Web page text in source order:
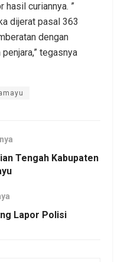
hasil curiannya. ”
dijerat pasal 363
dengan
tegasnya
Tengah Kabupaten
Lapor Polisi